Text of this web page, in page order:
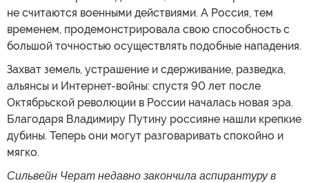
не считаются военными действиями. А Россия, тем
временем, продемонстрировала свою способность с
большой точностью осуществлять подобные нападения.
Захват земель, устрашение и сдерживание, разведка,
альянсы и Интернет-войны: спустя 90 лет после
Октябрьской революции в России началась новая эра.
Благодаря Владимиру Путину россияне нашли крепкие
дубины. Теперь они могут разговаривать спокойно и
мягко.
Сильвейн Черат недавно закончила аспирантуру в